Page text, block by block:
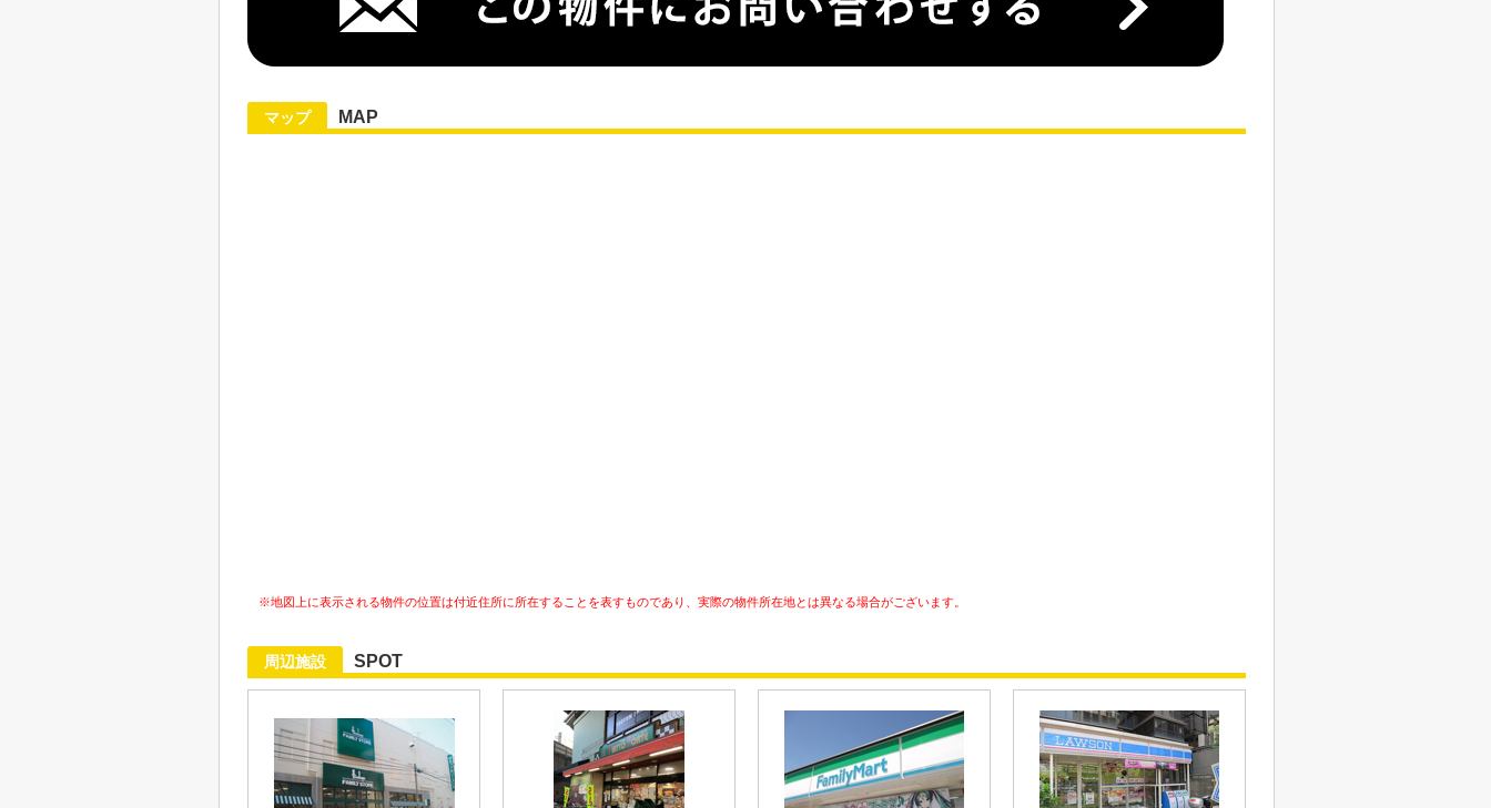
マップ MAP
※地図上に表示される物件の位置は付近住所に所在することを表すものであり、実際の物件所在地とは異なる場合がございます。
周辺施設 SPOT